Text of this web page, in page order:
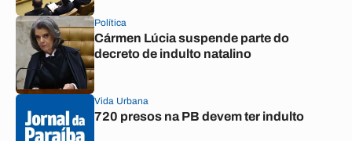
Política
Cármen Lúcia suspende parte do
decreto de indulto natalino
Vida Urbana
720 presos na PB devem ter indulto